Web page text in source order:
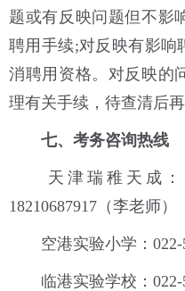
题或有反映问题但不影
聘用手续;对反映有影响
消聘用资格。对反映的
理有关手续，待查清后再
七、考务咨询热线
天津瑞稚天成：
18210687917（李老师）
空港实验小学：022-
临港实验学校：022-